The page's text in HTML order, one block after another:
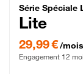
Série
Série Spéciale
Lite
29,99 €/mois
Engagement 12